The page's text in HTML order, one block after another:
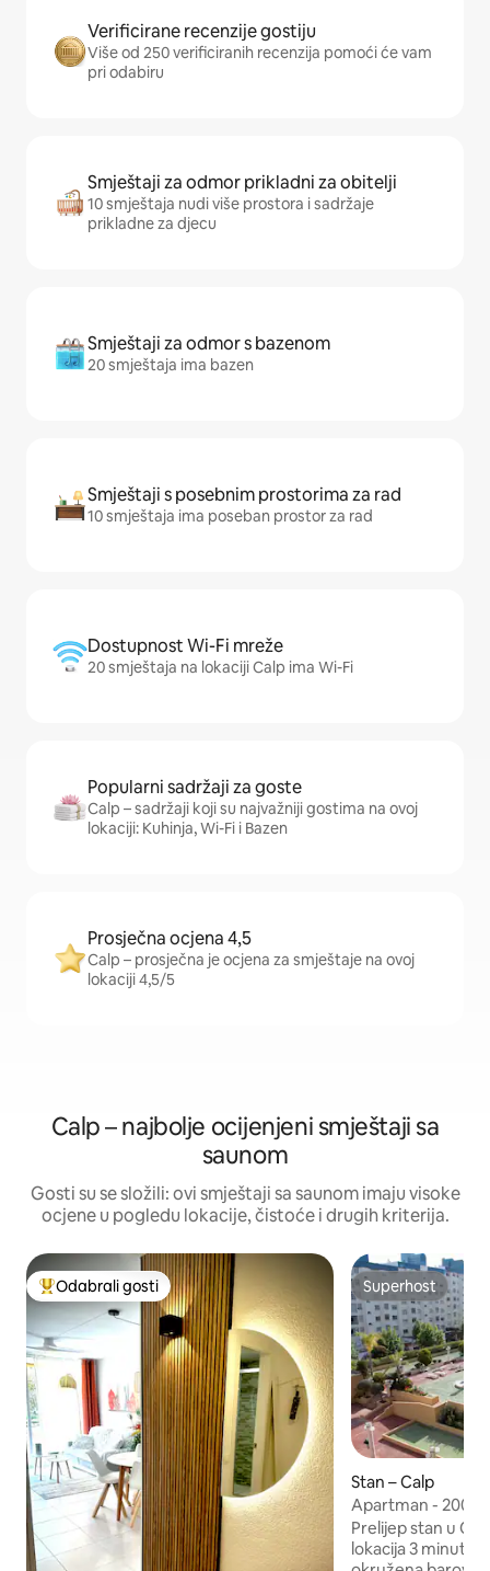
Verificirane recenzije gostiju
Više od 250 verificiranih recenzija pomoći će vam
pri odabiru
Smještaji za odmor prikladni za obitelji
10 smještaja nudi više prostora i sadržaje
prikladne za djecu
Smještaji za odmor s bazenom
20 smještaja ima bazen
Smještaji s posebnim prostorima za rad
10 smještaja ima poseban prostor za rad
Dostupnost Wi-Fi mreže
20 smještaja na lokaciji Calp ima Wi-Fi
Popularni sadržaji za goste
Calp – sadržaji koji su najvažniji gostima na ovoj
lokaciji: Kuhinja, Wi-Fi i Bazen
Prosječna ocjena 4,5
Calp – prosječna je ocjena za smještaje na ovoj
lokaciji 4,5/5
Calp – najbolje ocijenjeni smještaji sa
saunom
Gosti su se složili: ovi smještaji sa saunom imaju visoke
ocjene u pogledu lokacije, čistoće i drugih kriterija.
Među najviše rangiranima s oznakom „Odabrali gosti”
Odabrali gosti Superhost
Superhost
Stan – Calp
Apartman - 200
garažom
Prelijep stan u
lokacija 3 minute